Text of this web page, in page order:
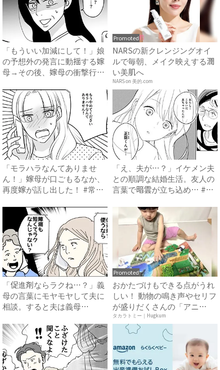
「もういい加減にして！」娘
の予想外の発言に動揺する嫁
母→その後、嫁母の衝撃行動
Promoted
NARSの新クレンジングオイ
ルで毎朝、メイク映えする潤
い美肌へ
NARS on 美的.com
「モラハラなんてありませ
ん！」嫁母が口ごもるなか、
再度嫁が話し出した！ #常識
「え、夫が…？」イケメン夫
との順調な結婚生活。友人の
言葉で暗雲が立ち込め… #
「促進剤ならラクね…？」義
母の言葉にモヤモヤして夫に
相談。すると夫は義母
Promoted
おかたづけもできる点がうれ
しい！ 動物の鳴き声やセリフ
が盛りだくさんの「アニ
ア ...
タカラトミー｜Hugkum